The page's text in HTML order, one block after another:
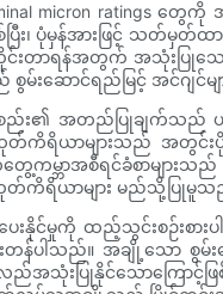
micron ratings တွေကို
စ်ပြီး၊ ပုံမှန်အားဖြင့် သတ်
င်းတာရန်အတွက် အသုံးပြုသေ
ည် စွမ်းဆောင်ရည်မြင့် အင်
၏ အတည်ပြုချက်သည် ယုံကြ
ကိရိယာများသည် အတွင်းပို
ေ့ကမ္ဘာအစီရင်ခံစာမျာ
တ်ကိရိယာများ မည်သို့ပြုမူ
ပေးနိုင်မှုကို ထည့်သွင်းစဉ်းစ
ပါသည်။ အချို့သော စွမ်း
အသုံးပြုနိုင်သောကြောင့်ဖ